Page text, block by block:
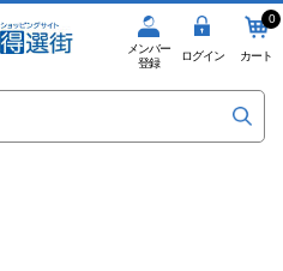
メンバー
登録
ログイン
0
カート